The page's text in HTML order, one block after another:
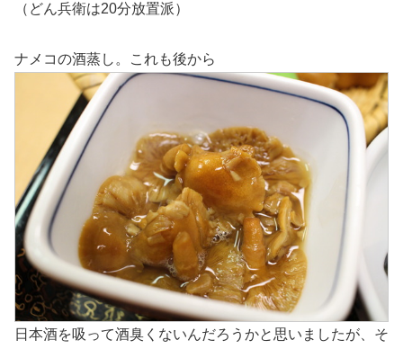
（どん兵衛は20分放置派）
ナメコの酒蒸し。これも後から
日本酒を吸って酒臭くないんだろうかと思いましたが、そ